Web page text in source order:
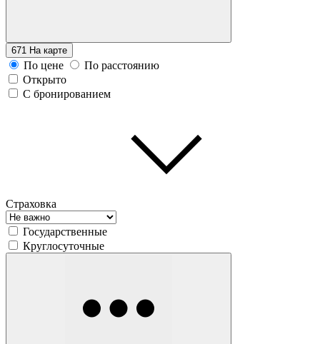
671 На карте
По цене
По расстоянию
Открыто
С бронированием
Страховка
Государственные
Круглосуточные